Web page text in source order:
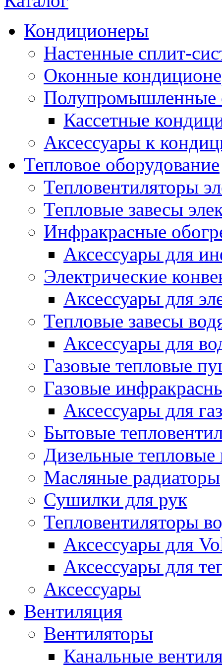
Кондиционеры
Настенные сплит-
Оконные
Полупромышленные
Кассетные
Аксессуары к
Тепловое оборудование
Тепловентиляторы
Тепловые завесы
Инфракрасные
Аксессуары для
Электрические
Аксессуары для
Тепловые завесы
Аксессуары для
Газовые тепловые
Газовые
Аксессуары для
Бытовые
Дизельные
Масляные радиаторы
Сушилки для рук
Тепловентиляторы
Аксессуары для
Аксессуары для
Аксессуары
Вентиляция
Вентиляторы
Канальные